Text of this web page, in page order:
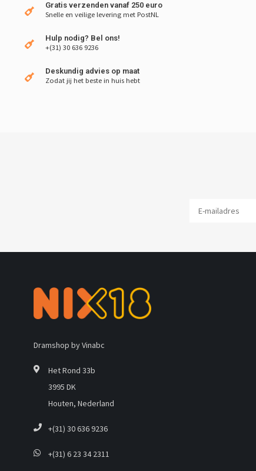
Gratis verzenden vanaf 250 euro
Snelle en veilige levering met PostNL
Hulp nodig? Bel ons!
+(31) 30 636 9236
Deskundig advies op maat
Zodat jij het beste in huis hebt
Dramshop by Vinabc
Het Rond 33b
3995 DK
Houten, Nederland
+(31) 30 636 9236
+(31) 6 23 34 2311